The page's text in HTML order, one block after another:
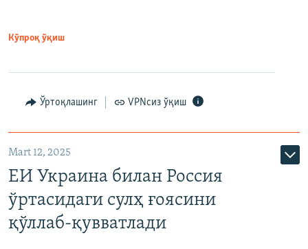
Кўпроқ ўқиш
Ўртоқлашинг VPNсиз ўқиш
Mart 12, 2025
ЕИ Украина билан Россия
ўртасидаги сулҳ ғоясини
қўллаб-қувватлади